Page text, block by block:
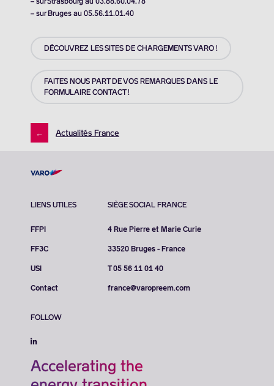
– sur Bruges au 05.56.11.01.40
DÉCOUVREZ LES SITES DE CHARGEMENTS VARO !
FAITES NOUS PART DE VOS REMARQUES DANS LE
FORMULAIRE CONTACT !
← Actualités France
LIENS UTILES
FFPI
FF3C
USI
Contact
SIÈGE SOCIAL FRANCE
4 Rue Pierre et Marie Curie
33520 Bruges - France
T 05 56 11 01 40
france@varopreem.com
FOLLOW
Accelerating the